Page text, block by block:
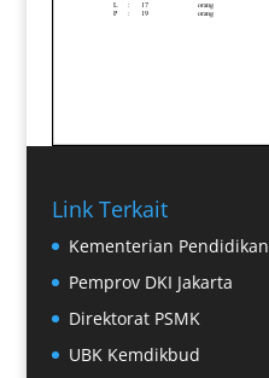
Link Terkait
Kementerian Pendidikan
Pemprov DKI Jakarta
Direktorat PSMK
UBK Kemdikbud